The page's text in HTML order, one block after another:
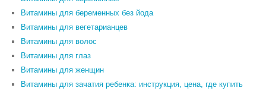
Витамины для беременных без йода
Витамины для вегетарианцев
Витамины для волос
Витамины для глаз
Витамины для женщин
Витамины для зачатия ребенка: инструкция, цена, где купить